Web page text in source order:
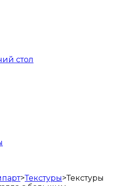
стол
>Текстуры>Текстуры